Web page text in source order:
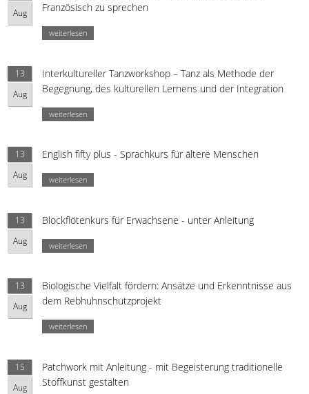
Aug
Französisch zu sprechen
weiterlesen
13
Aug
Interkultureller Tanzworkshop – Tanz als Methode der
Begegnung, des kulturellen Lernens und der Integration
weiterlesen
13
Aug
English fifty plus - Sprachkurs für ältere Menschen
weiterlesen
13
Aug
Blockflötenkurs für Erwachsene - unter Anleitung
weiterlesen
13
Aug
Biologische Vielfalt fördern: Ansätze und Erkenntnisse aus
dem Rebhuhnschutzprojekt
weiterlesen
15
Aug
Patchwork mit Anleitung - mit Begeisterung traditionelle
Stoffkunst gestalten